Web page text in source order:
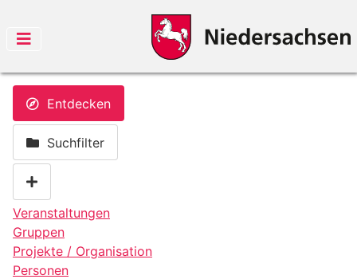
Entdecken
Suchfilter
Veranstaltungen
Gruppen
Projekte / Organisation
Personen